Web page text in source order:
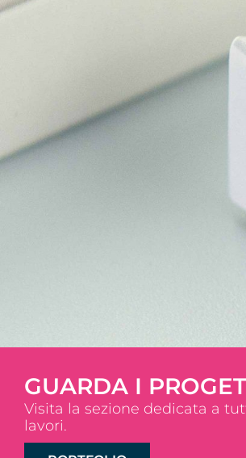
GUARDA I
Visita la sezione dedicata a
lavori.